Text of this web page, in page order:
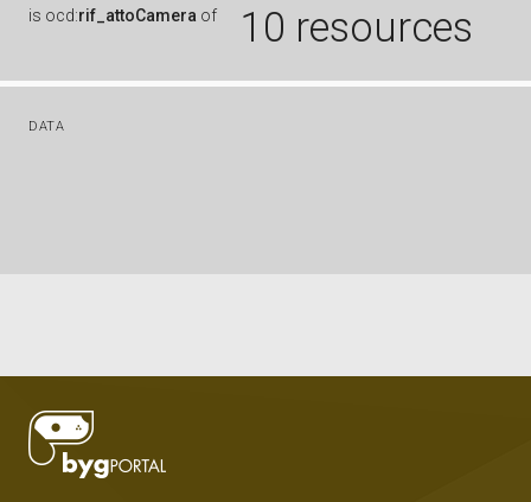
is ocd:rif_attoCamera of 10 resources
DATA